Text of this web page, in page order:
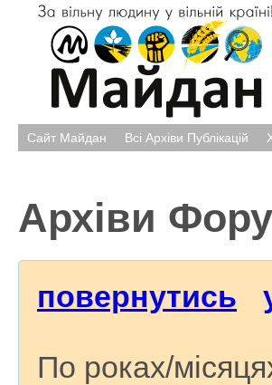
Сайт Майдан Всі Архіви Публікацій
Архіви
повернутись
По роках/